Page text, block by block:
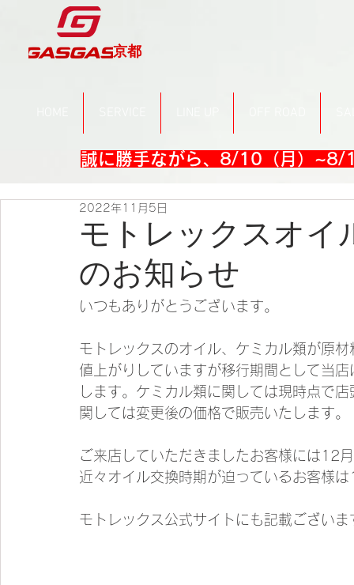
京都
誠に勝手ながら、8/10（月）~8/
モトレックスオイ
のお知らせ
2022年11月5日
いつもありがとうございます。
モトレックスのオイル、ケミカル類が原
値上がりしていますが移行期間として当
します。ケミカル類に関しては現時点で
関しては変更後の価格で販売いたします。
ご来店していただきましたお客様には12
近々オイル交換時期が迫っているお客様
モトレックス公式サイトにも記載ござい